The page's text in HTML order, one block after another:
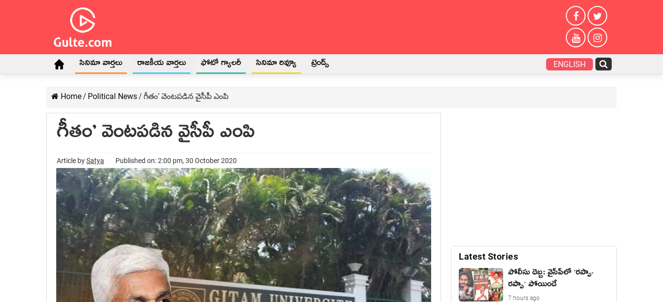
సినిమా వార్తలు రాజకీయ వార్తలు ఫోటో గ్యాలరీ సినిమా రివ్యూ ట్రెండ్స్ ENGLISH
Home/ Political News/ గీతం’ వెంటపడిన వైసీపీ ఎంపి
గీతం’ వెంటపడిన వైసీపీ ఎంపి
Article bySatya Published on: 2:00 pm, 30 October 2020
Latest Stories
పోలీసు దెబ్బ: వైసీపీలో `ర‌ప్పా-
ర‌ప్పా` పోయిందే
7 hours ago